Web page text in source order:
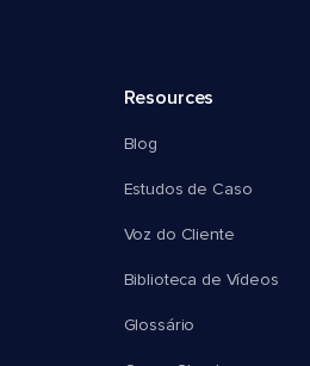
Resources
Blog
Estudos de Caso
Voz do Cliente
Biblioteca de Vídeos
Glossário